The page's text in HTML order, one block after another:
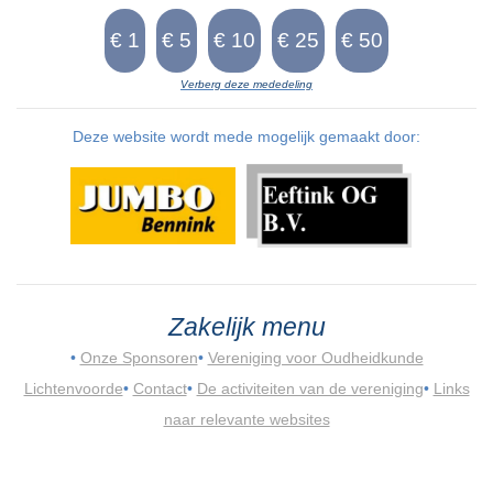
Verberg deze mededeling
Deze website wordt mede mogelijk gemaakt door:
Zakelijk menu
• Onze Sponsoren• Vereniging voor Oudheidkunde
Lichtenvoorde• Contact• De activiteiten van de vereniging• Links
naar relevante websites